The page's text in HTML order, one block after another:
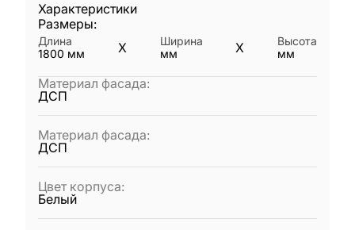
Характеристики
Размеры:
Длина
1800 мм X
Ширина
мм
X
Высота
мм
Материал фасада:
ДСП
Материал фасада:
ДСП
Цвет корпуса:
Белый